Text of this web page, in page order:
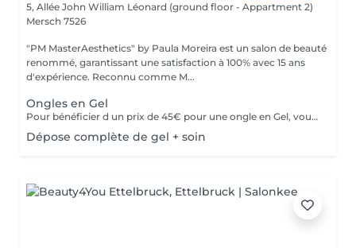
5, Allée John William Léonard (ground floor - Appartment 2)
Mersch 7526
"PM MasterAesthetics" by Paula Moreira est un salon de beauté
renommé, garantissant une satisfaction à 100% avec 15 ans
d'expérience. Reconnu comme M...
Ongles en Gel
Pour bénéficier d un prix de 45€ pour une ongle en Gel, vous devez acheter une seul fois le kit individuel comprenant tout le matériel nom jetable nécessaire,qui sera conserve pour nous , pour de futurs rendez-vous, garantissant ainsi une meilleure hygiène.* *Renouvelable chaque année.
Dépose complète de gel + soin